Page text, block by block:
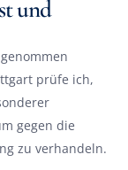
und
prüfe ich,
gegen die
zu verhandeln.